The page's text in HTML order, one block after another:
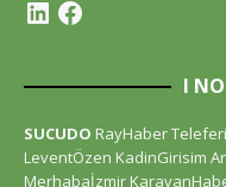
I
SUCUDO RayHaber
LeventÖzen KadinGirisim
Merhabaİzmir